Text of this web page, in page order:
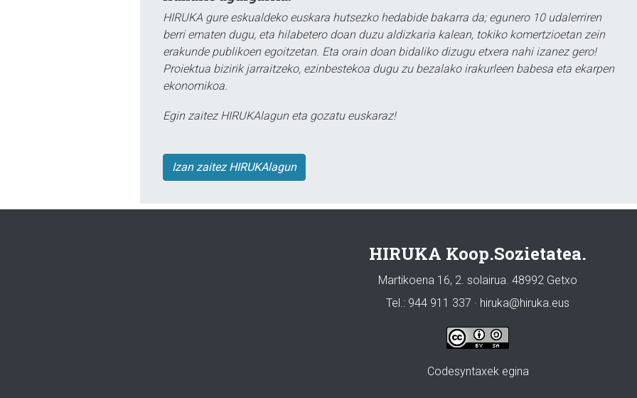
HIRUKA gure eskualdeko euskara hutsezko hedabide bakarra da; egunero 10 udalerriren
berri ematen dugu, eta hilabetero doan duzu aldizkaria kalean, tokiko komertzioetan zein
erakunde publikoen egoitzetan. Eta orain doan bidaliko dizugu etxera nahi izanez gero!
Proiektua bizirik jarraitzeko, ezinbestekoa dugu zu bezalako irakurleen babesa eta ekarpen
ekonomikoa.
Egin zaitez HIRUKAlagun eta gozatu euskaraz!
Izan zaitez HIRUKAlagun
HIRUKA Koop.Sozietatea.
Martikoena 16, 2. solairua. 48992 Getxo
Tel.: 944 911 337 · hiruka@hiruka.eus
Codesyntaxek egina